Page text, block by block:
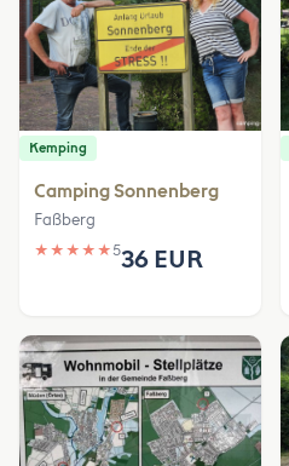
Kemping
Camping Sonnenberg
Faßberg
★ ★ ★ ★ ★536 EUR